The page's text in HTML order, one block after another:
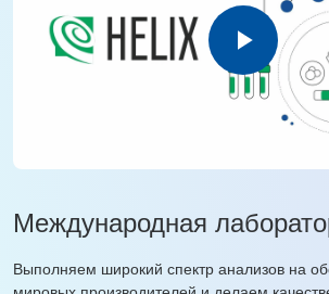
Международная
Выполняем широкий спектр анализов на